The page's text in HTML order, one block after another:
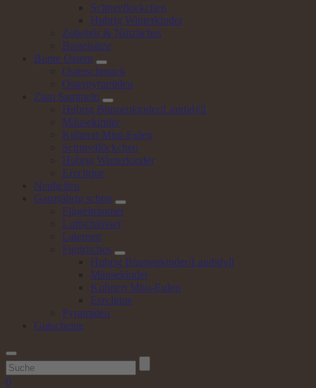
Schneeflöckchen
Hubrig Winterkinder
Zubehör & Nützliches
Bastelsätze
Bunte Ostern
Osterschmuck
Osterpyramiden
Zum Sammeln
Hubrig Blumenkinder/Landidyll
Mäusekinder
Kuhnert Mini-Eulen
Schneeflöckchen
Hubrig Winterkinder
Erzclique
Neuheiten
Ganzjährig schön
Flügelträumer
Luftschlösser
Laternen
Figürliches
Hubrig Blumenkinder/Landidyll
Mäusekinder
Kuhnert Mini-Eulen
Erzclique
Pyramiden
Gutscheine
Suchen
nach:
0